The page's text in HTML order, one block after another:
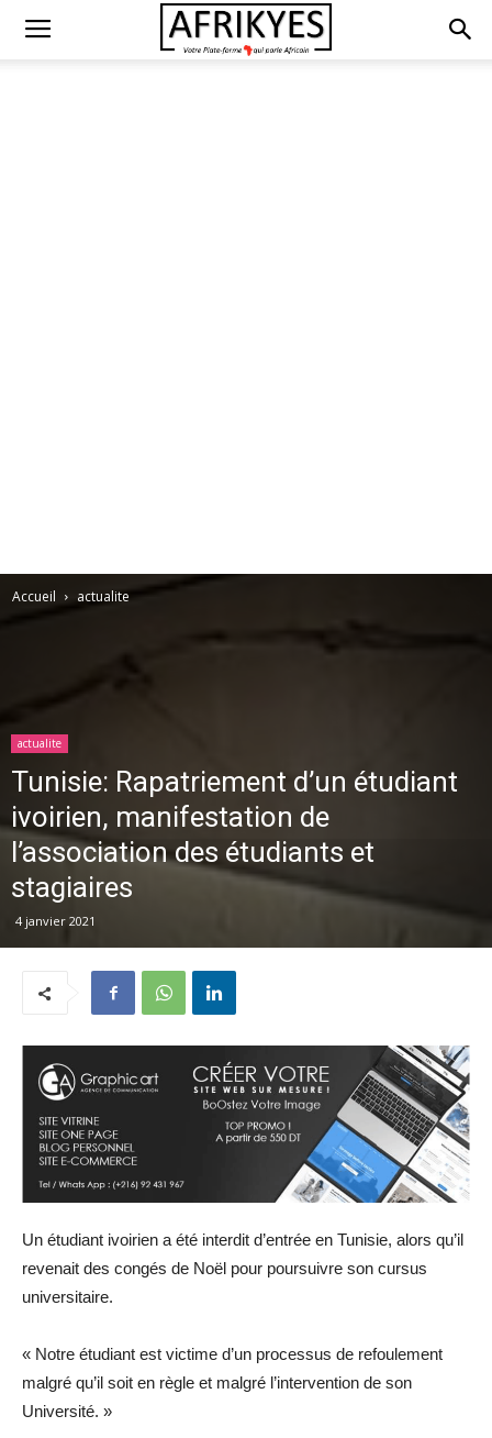
Accueil actualite
actualite
Tunisie: Rapatriement d’un étudiant
ivoirien, manifestation de
l’association des étudiants et
stagiaires
4 janvier 2021
Un étudiant ivoirien a été interdit d’entrée en Tunisie, alors qu’il
revenait des congés de Noël pour poursuivre son cursus
universitaire.
« Notre étudiant est victime d’un processus de refoulement
malgré qu’il soit en règle et malgré l’intervention de son
Université. »